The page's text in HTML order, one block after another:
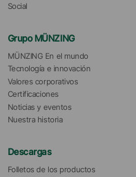
Social
Grupo MÜNZING
MÜNZING En el mundo
Tecnología e innovación
Valores corporativos
Certificaciones
Noticias y eventos
Nuestra historia
Descargas
Folletos de los productos